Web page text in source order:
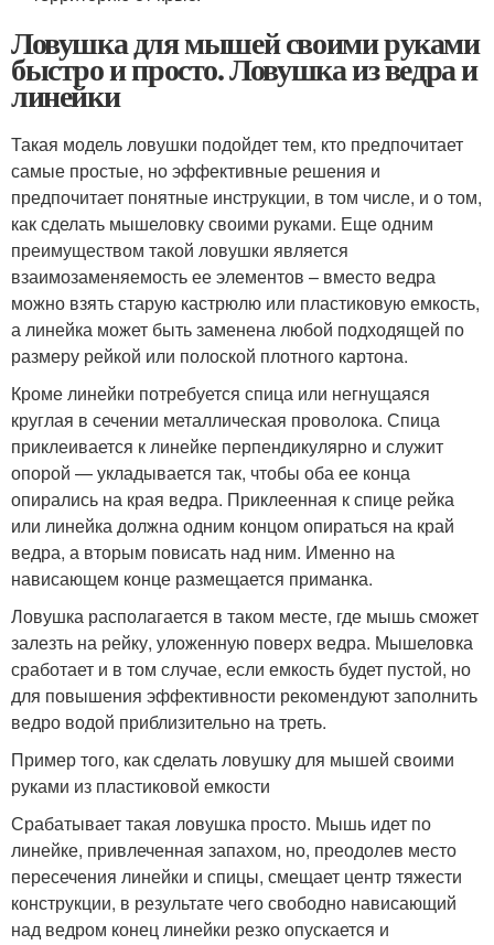
Ловушка для мышей своими руками
быстро и просто. Ловушка из ведра и
линейки
Такая модель ловушки подойдет тем, кто предпочитает
самые простые, но эффективные решения и
предпочитает понятные инструкции, в том числе, и о том,
как сделать мышеловку своими руками. Еще одним
преимуществом такой ловушки является
взаимозаменяемость ее элементов – вместо ведра
можно взять старую кастрюлю или пластиковую емкость,
а линейка может быть заменена любой подходящей по
размеру рейкой или полоской плотного картона.
Кроме линейки потребуется спица или негнущаяся
круглая в сечении металлическая проволока. Спица
приклеивается к линейке перпендикулярно и служит
опорой — укладывается так, чтобы оба ее конца
опирались на края ведра. Приклеенная к спице рейка
или линейка должна одним концом опираться на край
ведра, а вторым повисать над ним. Именно на
нависающем конце размещается приманка.
Ловушка располагается в таком месте, где мышь сможет
залезть на рейку, уложенную поверх ведра. Мышеловка
сработает и в том случае, если емкость будет пустой, но
для повышения эффективности рекомендуют заполнить
ведро водой приблизительно на треть.
Пример того, как сделать ловушку для мышей своими
руками из пластиковой емкости
Срабатывает такая ловушка просто. Мышь идет по
линейке, привлеченная запахом, но, преодолев место
пересечения линейки и спицы, смещает центр тяжести
конструкции, в результате чего свободно нависающий
над ведром конец линейки резко опускается и